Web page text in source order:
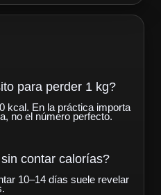
para perder 1 kg?
kcal. En la práctica importa
no el número perfecto.
contar calorías?
10–14 días suele revelar